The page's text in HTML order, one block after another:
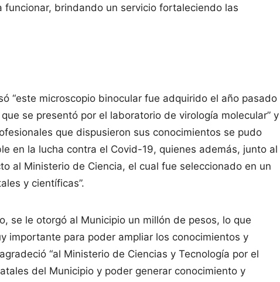
brindando un servicio fortaleciendo las
“este microscopio binocular fue adquirido el año pasado
se presentó por el laboratorio de virología molecular” y
que dispusieron sus conocimientos se pudo
en la lucha contra el Covid-19, quienes además, junto al
al Ministerio de Ciencia, el cual fue seleccionado en un
y científicas”.
se le otorgó al Municipio un millón de pesos, lo que
importante para poder ampliar los conocimientos y
“al Ministerio de Ciencias y Tecnología por el
del Municipio y poder generar conocimiento y